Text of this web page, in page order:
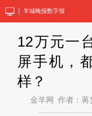
羊城晚报数字报
12万元一
屏手机，
样？
金羊网 作者：蒋